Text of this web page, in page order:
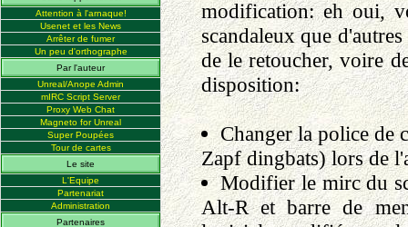
Attention à l'arnaque!
Usenet et les News
Arrêter de fumer
Un peu d'orthographe
Par l'auteur
Unreal/Anope Admin
mIRC Script Server
Proxy Web Chat
Magneto for Unreal
Super Poupées
Tour de cartes
Le site
L'Equipe
Partenariat
Administration
Partenaires
modification: eh oui,
scandaleux que
de le retoucher, voire
disposition:
Changer la police de
Zapf dingbats) lors de
Modifier le mirc du
Alt-R et barre de